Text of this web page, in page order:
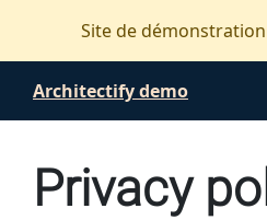
Main content
Main
Go to the bottom of the page
Site de
Architectify demo
Privacy